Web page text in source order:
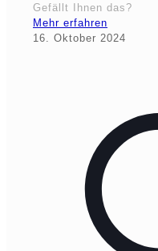
Gefällt Ihnen das?
Mehr erfahren
16. Oktober 2024